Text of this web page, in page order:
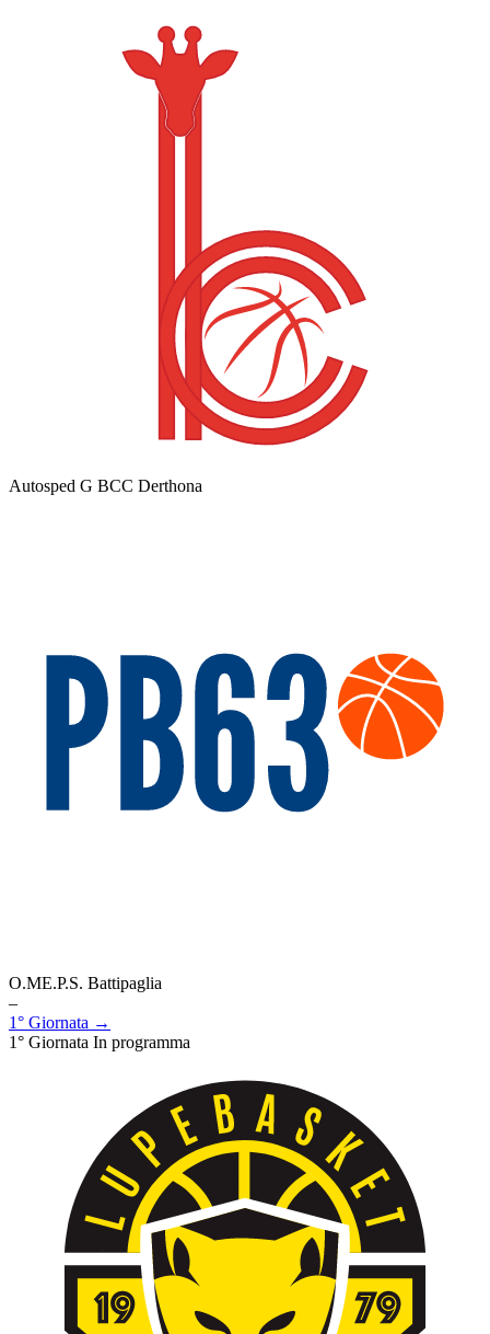
Autosped G BCC Derthona
O.ME.P.S. Battipaglia
–
1° Giornata →
1° Giornata In programma